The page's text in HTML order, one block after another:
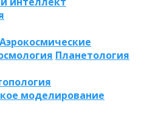
Аэрокосмические
Планетология
моделирование